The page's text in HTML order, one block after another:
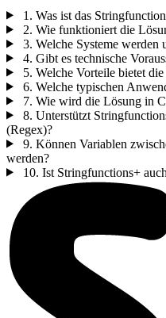
1. Was ist das
2. Wie funktioniert die
3. Welche Systeme werden
4. Gibt es technische
5. Welche Vorteile bietet
6. Welche typischen
7. Wie wird die Lösung in
8. Unterstützt
(Regex)?
9. Können Variablen
werden?
10. Ist Stringfunctions+